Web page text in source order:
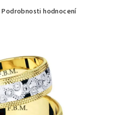
Podrobnosti hodnocení